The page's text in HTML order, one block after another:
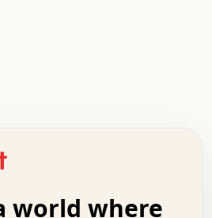
.   .   .   .   +   .   .
.   .   .   .   .   :   .
world where